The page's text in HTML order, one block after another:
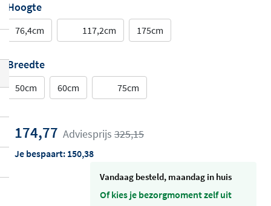
Hoogte
76,4cm 117,2cm 175cm
Breedte
50cm 60cm 75cm
174,77 Adviesprijs 325,15
Je bespaart: 150,38
vandaag besteld, maandag in huis
Of kies je bezorgmoment zelf uit